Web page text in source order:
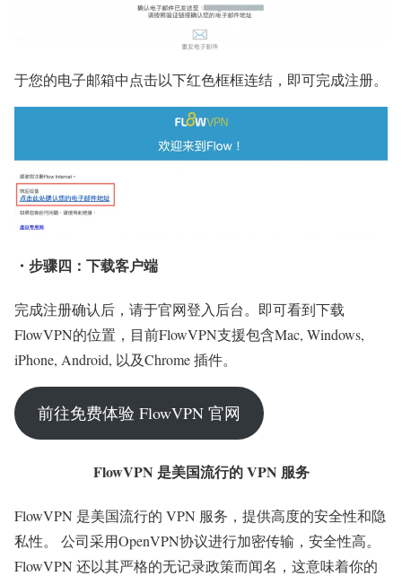
于您的电子邮箱中点击以下红色框框连结，即可完成注册。
・步骤四：下载客户端
完成注册确认后，请于官网登入后台。即可看到下载
FlowVPN的位置，目前FlowVPN支援包含Mac, Windows,
iPhone, Android, 以及Chrome 插件。
前往免费体验 FlowVPN 官网
FlowVPN 是美国流行的 VPN 服务
FlowVPN 是美国流行的 VPN 服务，提供高度的安全性和隐
私性。 公司采用OpenVPN协议进行加密传输，安全性高。
FlowVPN 还以其严格的无记录政策而闻名，这意味着你的